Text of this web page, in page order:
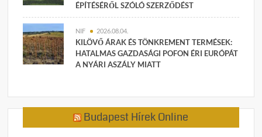
ÉPÍTÉSÉRŐL SZÓLÓ SZERZŐDÉST
NIF 2026.08.04.
KILÖVŐ ÁRAK ÉS TÖNKREMENT TERMÉSEK:
HATALMAS GAZDASÁGI POFON ÉRI EURÓPÁT
A NYÁRI ASZÁLY MIATT
Budapest Hírek Online